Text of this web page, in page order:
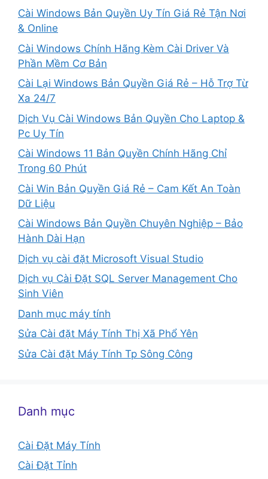
Cài Windows Bản Quyền Uy Tín Giá Rẻ Tận Nơi
& Online
Cài Windows Chính Hãng Kèm Cài Driver Và
Phần Mềm Cơ Bản
Cài Lại Windows Bản Quyền Giá Rẻ – Hỗ Trợ Từ
Xa 24/7
Dịch Vụ Cài Windows Bản Quyền Cho Laptop &
Pc Uy Tín
Cài Windows 11 Bản Quyền Chính Hãng Chỉ
Trong 60 Phút
Cài Win Bản Quyền Giá Rẻ – Cam Kết An Toàn
Dữ Liệu
Cài Windows Bản Quyền Chuyên Nghiệp – Bảo
Hành Dài Hạn
Dịch vụ cài đặt Microsoft Visual Studio
Dịch vụ Cài Đặt SQL Server Management Cho
Sinh Viên
Danh mục máy tính
Sửa Cài đặt Máy Tính Thị Xã Phổ Yên
Sửa Cài đặt Máy Tính Tp Sông Công
Danh mục
Cài Đặt Máy Tính
Cài Đặt Tỉnh